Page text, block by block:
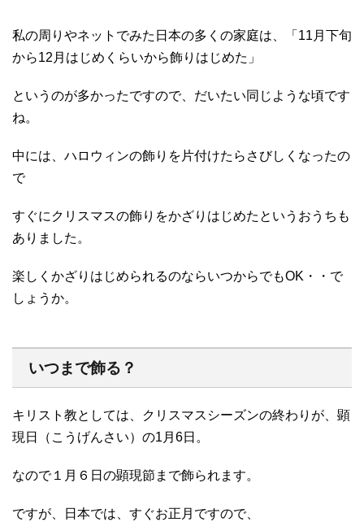
私の周りやネットでみた日本の多くの家庭は、「11月下旬
から12月はじめくらいから飾りはじめた」
というのが多かったですので、だいたい同じような頃です
ね。
中には、ハロウィンの飾りを片付けたらさびしくなったの
で
すぐにクリスマスの飾りをかざりはじめたというおうちも
ありました。
楽しくかざりはじめられるのならいつからでもOK・・で
しょうか。
いつまで飾る？
キリスト教としては、クリスマスシーズンの終わりが、顕
現日（こうげんさい）の1月6日。
なので１月６日の顕現節まで飾られます。
ですが、日本では、すぐお正月ですので、